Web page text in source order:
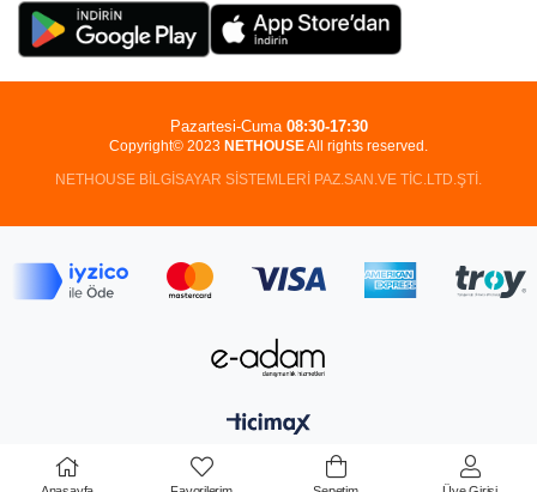
Copyright© 2023 NETHOUSEAll rights reserved.
NETHOUSE BİLGİSAYAR SİSTEMLERİ PAZ.SAN.VE TİC.LTD.ŞTİ.
Pazartesi-Cuma 08:30-17:30